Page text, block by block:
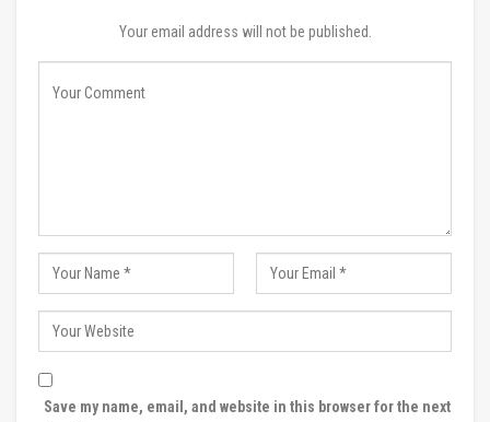
Your email address will not be published.
Save my name, email, and website in this browser for the next